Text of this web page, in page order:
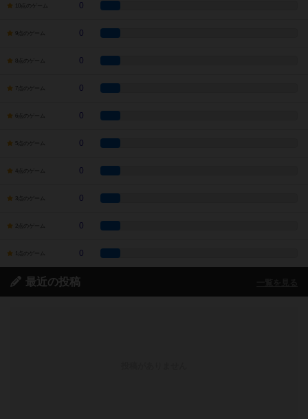
10点のゲーム 0
9点のゲーム 0
8点のゲーム 0
7点のゲーム 0
6点のゲーム 0
5点のゲーム 0
4点のゲーム 0
3点のゲーム 0
2点のゲーム 0
1点のゲーム 0
最近の投稿